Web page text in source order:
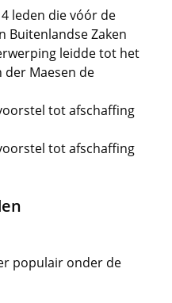
leden die vóór de
Buitenlandse Zaken
leidde tot het
Maesen de
tot afschaffing
tot afschaffing
populair onder de